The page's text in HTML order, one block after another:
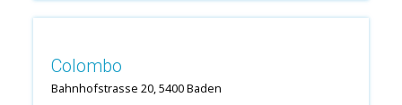
Colombo
Bahnhofstrasse 20, 5400 Baden